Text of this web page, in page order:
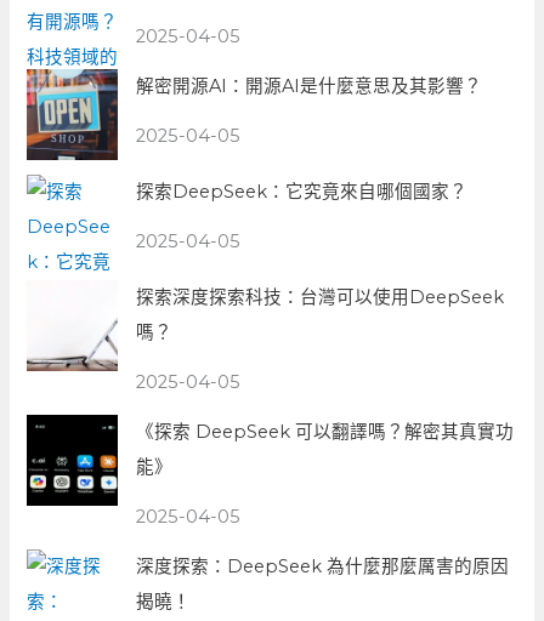
2025-04-05
解密開源AI：開源AI是什麼意思及其影響？
2025-04-05
探索DeepSeek：它究竟來自哪個國家？
2025-04-05
探索深度探索科技：台灣可以使用DeepSeek
嗎？
2025-04-05
《探索 DeepSeek 可以翻譯嗎？解密其真實功
能》
2025-04-05
深度探索：DeepSeek 為什麼那麼厲害的原因
揭曉！